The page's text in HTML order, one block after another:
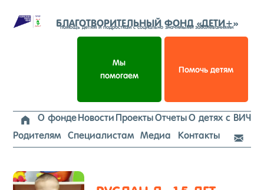
к
содержимому
БЛАГОТВОРИТЕЛЬНЫЙ ФОНД «ДЕТИ+»
помощь детям и подросткам с социально значимыми заболеваниями
Мы
помогаем
Помочь детям
 О фондеНовости ПроектыОтчетыО детях с ВИЧ
Родителям
Специалистам Медиа Контакты 